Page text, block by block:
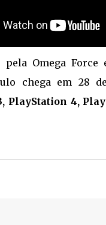
pela Omega Force
chega em 28
PlayStation 4,